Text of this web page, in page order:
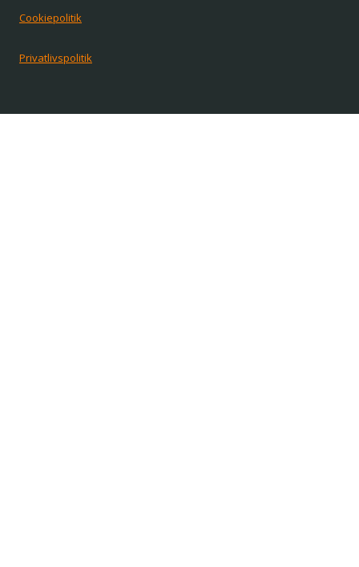
Cookiepolitik
Privatlivspolitik